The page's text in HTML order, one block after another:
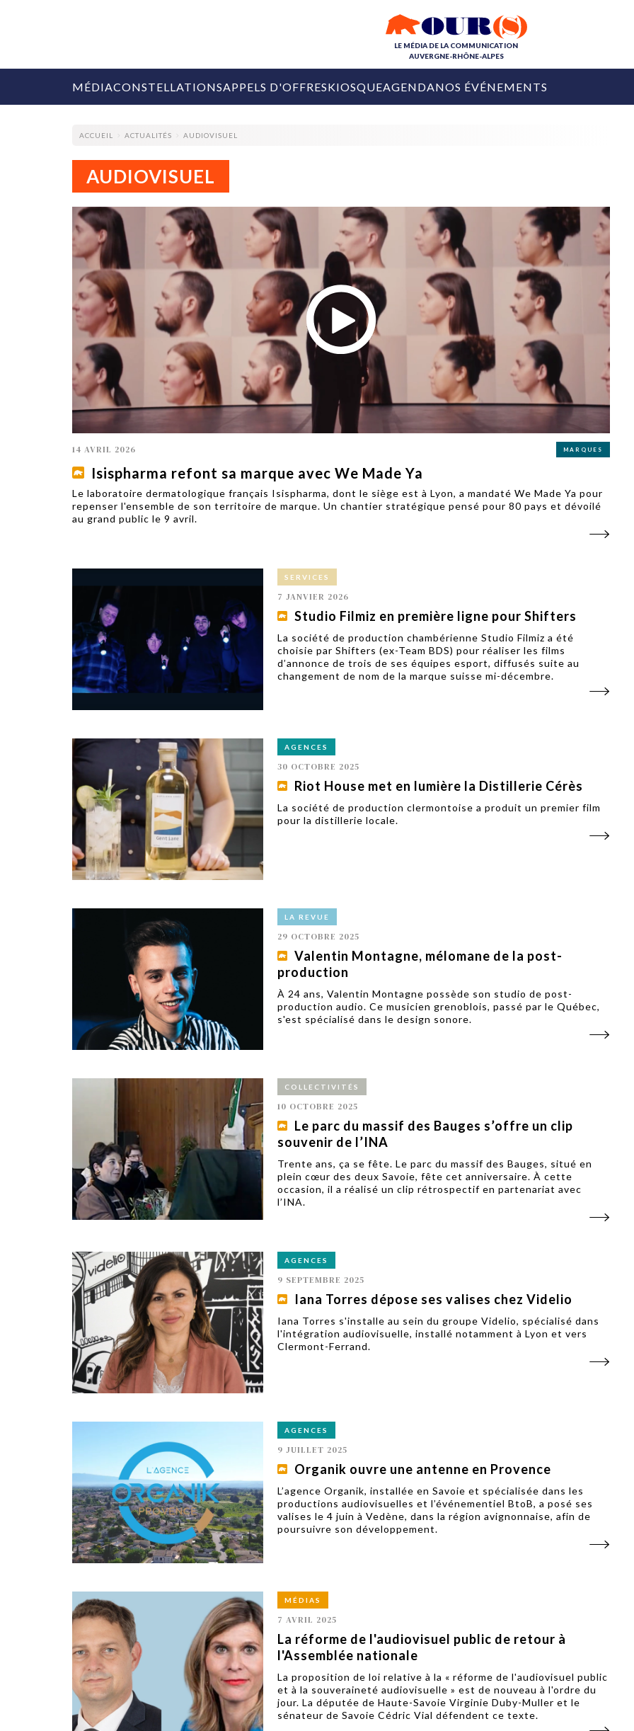
LE MÉDIA DE LA COMMUNICATION
AUVERGNE-RHÔNE-ALPES
MÉDIA
COLLECTIVITÉS
MARQUES
AGENCES
RETAIL
MÉDIAS
MANAGEMENT
ÉVÉNEMENTIELS
TECH
SERVICES
OPINIONS
LA REVUE
ARTICLE
PARTENAIRE
COLLECTIVITÉS
PUBLIÉ LE 31 JUILLET 2026
Ardèche
Tourisme lance
Ardèche Trip
Planner
COLLECTIVITÉS
PUBLIÉ LE 30 JUILLET 2026
Amandine Burret
rejoint Sainte-Foy-
lès-Lyon
29 JUILLET 2026
[Debrief] Loire
mise sur la déconnexion
digital
Afin de pallier son déficit de
Loire Tourisme a lancé une
saison autour de son concept
la déconnexion, en digital et au
Alexandra Thizy, sa responsable
marketing et communication,
la campagne.
CONSTELLATIONSAPPELS D'OFFRESKIOSQUEAGENDANOS ÉVÉNEMENTS
LES RENDEZ-VOUS MÉDIA
INFLUENCE IA
ACCUEIL ACTUALITÉS AUDIOVISUEL
AUDIOVISUEL
14 AVRIL 2026 MARQUES
Isispharma refont sa marque avec We Made Ya
Le laboratoire dermatologique français Isispharma, dont le siège est à Lyon, a mandaté We Made Ya pour
repenser l'ensemble de son territoire de marque. Un chantier stratégique pensé pour 80 pays et dévoilé
au grand public le 9 avril.
SERVICES
7 JANVIER 2026
Studio Filmiz en première ligne pour Shifters
La société de production chambérienne Studio Filmiz a été
choisie par Shifters (ex-Team BDS) pour réaliser les films
d’annonce de trois de ses équipes esport, diffusés suite au
changement de nom de la marque suisse mi-décembre.
AGENCES
30 OCTOBRE 2025
Riot House met en lumière la Distillerie Cérès
La société de production clermontoise a produit un premier film
pour la distillerie locale.
LA REVUE
29 OCTOBRE 2025
Valentin Montagne, mélomane de la post-
production
À 24 ans, Valentin Montagne possède son studio de post-
production audio. Ce musicien grenoblois, passé par le Québec,
s'est spécialisé dans le design sonore.
COLLECTIVITÉS
10 OCTOBRE 2025
Le parc du massif des Bauges s’offre un clip
souvenir de l’INA
Trente ans, ça se fête. Le parc du massif des Bauges, situé en
plein cœur des deux Savoie, fête cet anniversaire. À cette
occasion, il a réalisé un clip rétrospectif en partenariat avec
l’INA.
AGENCES
9 SEPTEMBRE 2025
Iana Torres dépose ses valises chez Videlio
Iana Torres s'installe au sein du groupe Videlio, spécialisé dans
l'intégration audiovisuelle, installé notamment à Lyon et vers
Clermont-Ferrand.
AGENCES
9 JUILLET 2025
Organik ouvre une antenne en Provence
L’agence Organik, installée en Savoie et spécialisée dans les
productions audiovisuelles et l’événementiel BtoB, a posé ses
valises le 4 juin à Vedène, dans la région avignonnaise, afin de
poursuivre son développement.
MÉDIAS
7 AVRIL 2025
La réforme de l'audiovisuel public de retour à
l'Assemblée nationale
La proposition de loi relative à la « réforme de l'audiovisuel public
et à la souveraineté audiovisuelle » est de nouveau à l'ordre du
jour. La députée de Haute-Savoie Virginie Duby-Muller et le
sénateur de Savoie Cédric Vial défendent ce texte.